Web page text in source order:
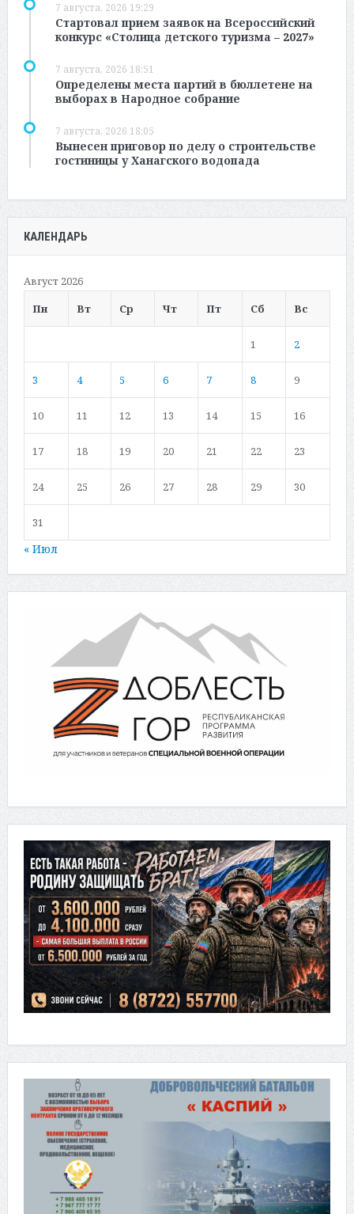
7 августа, 2026 19:29
Стартовал прием заявок на Всероссийский
конкурс «Столица детского туризма – 2027»
7 августа, 2026 18:51
Определены места партий в бюллетене на
выборах в Народное собрание
7 августа, 2026 18:05
Вынесен приговор по делу о строительстве
гостиницы у Ханагского водопада
КАЛЕНДАРЬ
Август 2026
Пн
Вт Ср Чт Пт Сб Вс
1 2
3 4 5 6 7 8 9
10 11 12 13 14 15 16
17 18 19 20 21 22 23
24 25 26 27 28 29 30
31
« Июл